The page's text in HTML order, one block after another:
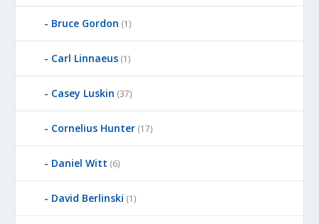
Bruce Gordon (1)
Carl Linnaeus (1)
Casey Luskin (37)
Cornelius Hunter (17)
Daniel Witt (6)
David Berlinski (1)